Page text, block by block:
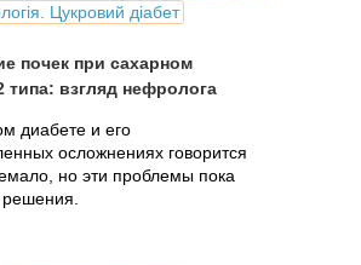
Цукровий діабет
почек при сахарном
типа: взгляд нефролога
диабете и его
осложнениях говорится
но эти проблемы пока